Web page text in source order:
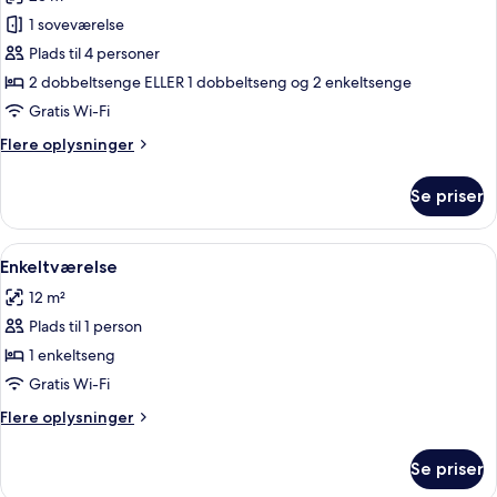
Familieværelse
1 soveværelse
Plads til 4 personer
2 dobbeltsenge ELLER 1 dobbeltseng og 2 enkeltsenge
Gratis Wi-Fi
Flere oplysninger
Flere
Se priser
Indlæs
alle
billeder
af
Enkeltværelse
Et hotelværelse med seng,
15
Enkeltværelse
12 m²
Plads til 1 person
1 enkeltseng
Gratis Wi-Fi
Flere oplysninger
Flere
Se priser